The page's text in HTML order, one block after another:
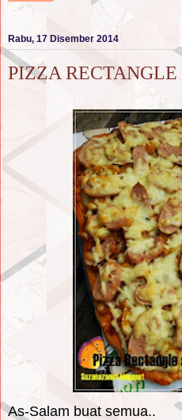
Rabu, 17 Disember 2014
PIZZA RECTANGLE
As-Salam buat semua..